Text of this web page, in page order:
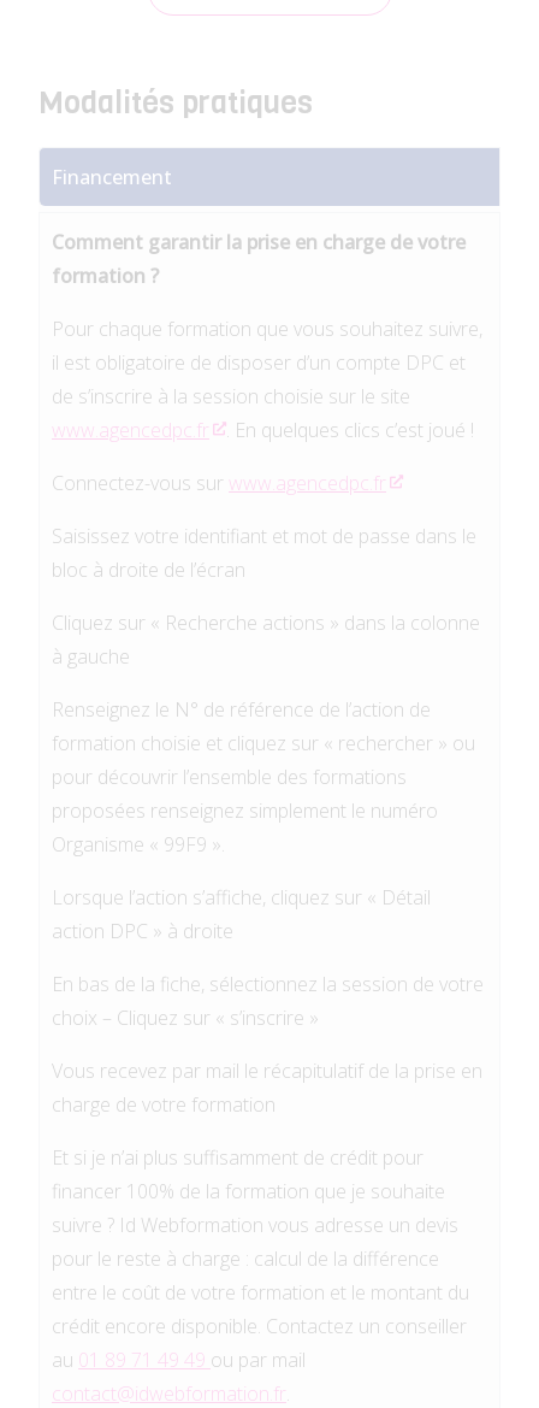
Modalités pratiques
Financement
Comment garantir la prise en charge de votre
formation ?
Pour chaque formation que vous souhaitez suivre,
il est obligatoire de disposer d’un compte DPC et
de s’inscrire à la session choisie sur le site
www.agencedpc.fr
. En quelques clics c’est joué !
Connectez-vous sur www.agencedpc.fr
Saisissez votre identifiant et mot de passe dans le
bloc à droite de l’écran
Cliquez sur « Recherche actions » dans la colonne
à gauche
Renseignez le N° de référence de l’action de
formation choisie et cliquez sur « rechercher » ou
pour découvrir l’ensemble des formations
proposées renseignez simplement le numéro
Organisme « 99F9 ».
Lorsque l’action s’affiche, cliquez sur « Détail
action DPC » à droite
En bas de la fiche, sélectionnez la session de votre
choix – Cliquez sur « s’inscrire »
Vous recevez par mail le récapitulatif de la prise en
charge de votre formation
Et si je n’ai plus suffisamment de crédit pour
financer 100% de la formation que je souhaite
suivre ? Id Webformation vous adresse un devis
pour le reste à charge : calcul de la différence
entre le coût de votre formation et le montant du
crédit encore disponible. Contactez un conseiller
au 01 89 71 49 49 ou par mail
contact@idwebformation.fr.